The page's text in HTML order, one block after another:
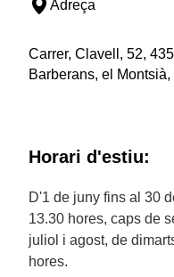
Adreça
Carrer, Clavell, 52,
Barberans, el Montsià,
Horari d'estiu:
D'1 de juny fins al 30
13.30 hores, caps de
juliol i agost, de
hores.